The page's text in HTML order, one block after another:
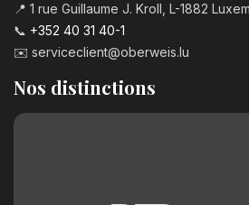
📍 1 rue Guillaume J. Kroll, L-1882
📞 +352 40 31 40-1
✉️ serviceclient@oberweis.lu
Nos distinctions